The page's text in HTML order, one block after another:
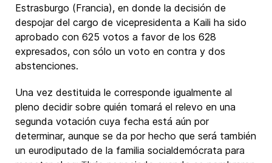
Estrasburgo (Francia), en donde la decisión de
despojar del cargo de vicepresidenta a Kaili ha sido
aprobado con 625 votos a favor de los 628
expresados, con sólo un voto en contra y dos
abstenciones.
Una vez destituida le corresponde igualmente al
pleno decidir sobre quién tomará el relevo en una
segunda votación cuya fecha está aún por
determinar, aunque se da por hecho que será también
un eurodiputado de la familia socialdemócrata para